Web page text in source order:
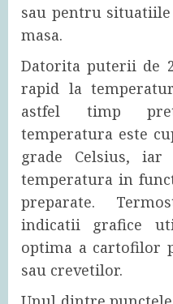
sau pentru
masa.
Datorita puterii de
rapid la
astfel timp
temperatura este
grade Celsius,
temperatura in
preparate.
indicatii grafice
optima a cartofilor
sau crevetilor.